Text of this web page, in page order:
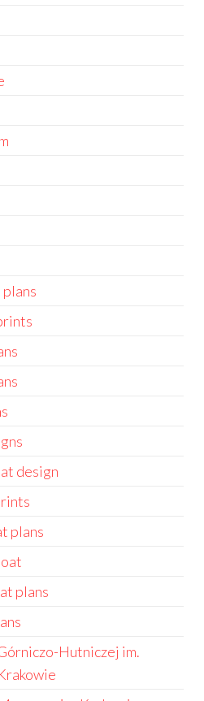
design
plans
plans
Hutniczej im.